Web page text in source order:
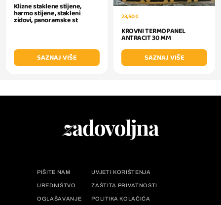
Klizne staklene stijene,
harmo stijene, stakleni
zidovi, panoramske st
SAZNAJ VIŠE
23,50 €
KROVNI TERMOPANEL
ANTRACIT 30 MM
SAZNAJ VIŠE
PIŠITE NAM UVJETI KORIŠTENJA
UREDNIŠTVO ZAŠTITA PRIVATNOSTI
OGLAŠAVANJE POLITIKA KOLAČIĆA